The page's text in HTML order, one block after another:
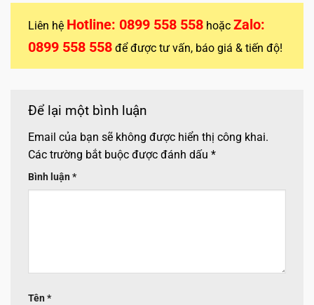
Liên hệ Hotline: 0899 558 558 hoặc Zalo:
0899 558 558 để được tư vấn, báo giá & tiến độ!
Để lại một bình luận
Email của bạn sẽ không được hiển thị công khai.
Các trường bắt buộc được đánh dấu *
Bình luận *
Tên *